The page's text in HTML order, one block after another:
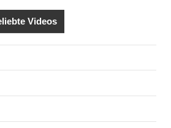
Videos